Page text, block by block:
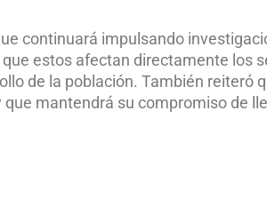
continuará impulsando
estos afectan directamente los
de la población. También reiteró
que mantendrá su compromiso de